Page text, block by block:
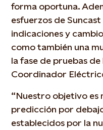
forma oportuna.
esfuerzos de
indicaciones y
como también una
la fase de pruebas de
Coordinador
“Nuestro objetivo es
predicción por
establecidos por la